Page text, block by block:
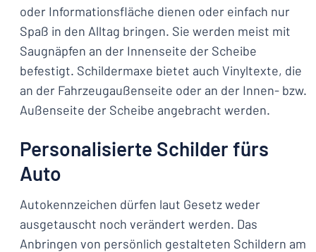
oder Informationsfläche dienen oder einfach nur
Spaß in den Alltag bringen. Sie werden meist mit
Saugnäpfen an der Innenseite der Scheibe
befestigt. Schildermaxe bietet auch Vinyltexte, die
an der Fahrzeugaußenseite oder an der Innen- bzw.
Außenseite der Scheibe angebracht werden.
Personalisierte Schilder fürs
Auto
Autokennzeichen dürfen laut Gesetz weder
ausgetauscht noch verändert werden. Das
Anbringen von persönlich gestalteten Schildern am